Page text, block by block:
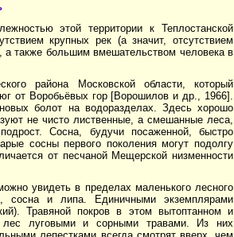
этой территории к Теплостанской
крупных рек (а значит, отсутствием
а также большим вмешательством человека в
района Московской области, который
от Воробьёвых гор [Ворошилов и др., 1966].
болот на водоразделах. Здесь хорошо
не чисто лиственные, а смешанные леса,
Сосна, будучи посаженной, быстро
сосны первого поколения могут подолгу
от песчаной Мещерской низменности
увидеть в пределах маленького лесного
и липа. Единичными экземплярами
Травяной покров в этом вытоптанном и
лес луговыми и сорными травами. Из них